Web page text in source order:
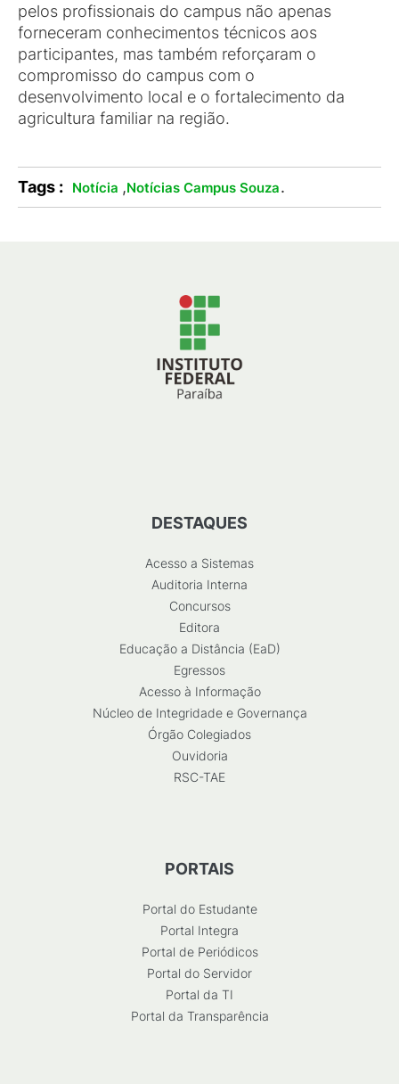
pelos profissionais do campus não apenas
forneceram conhecimentos técnicos aos
participantes, mas também reforçaram o
compromisso do campus com o
desenvolvimento local e o fortalecimento da
agricultura familiar na região.
Tags : Notícia ,Notícias Campus Souza.
DESTAQUES
Acesso a Sistemas
Auditoria Interna
Concursos
Editora
Educação a Distância (EaD)
Egressos
Acesso à Informação
Núcleo de Integridade e Governança
Órgão Colegiados
Ouvidoria
RSC-TAE
PORTAIS
Portal do Estudante
Portal Integra
Portal de Periódicos
Portal do Servidor
Portal da TI
Portal da Transparência